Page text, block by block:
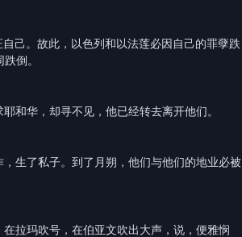
己。故此，以色列和以法莲必因自己的罪孽跌
倒。
和华，却寻不见，他已经转去离开他们。
生了私子。到了月朔，他们与他们的地业必被
拉玛吹号，在伯亚文吹出大声，说，便雅悯